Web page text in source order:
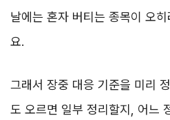
날에는 혼자 버티는 종목이 오
요.
그래서 장중 대응 기준을 미리
도 오르면 일부 정리할지, 어느